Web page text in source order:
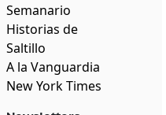
Semanario
Historias de
Saltillo
A la Vanguardia
New York Times